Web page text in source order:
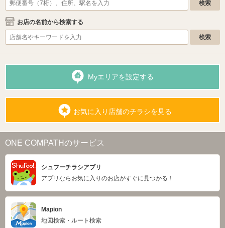
お店の名前から検索する
Myエリアを設定する
お気に入り店舗のチラシを見る
ONE COMPATHのサービス
シュフーチラシアプリ
アプリならお気に入りのお店がすぐに見つかる！
Mapion
地図検索・ルート検索